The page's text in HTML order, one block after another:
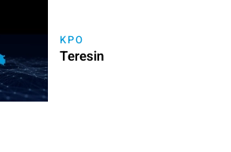
KPO
Teresin